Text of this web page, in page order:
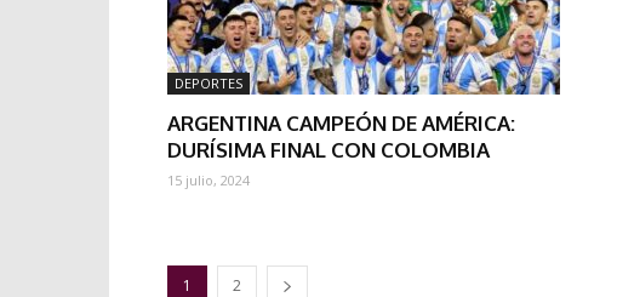
DEPORTES
ARGENTINA CAMPEÓN DE AMÉRICA:
DURÍSIMA FINAL CON COLOMBIA
15 julio, 2024
1 2